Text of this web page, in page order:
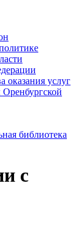
оказания услуг
Оренбургской
библиотека
с